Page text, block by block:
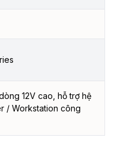
12V cao, hỗ trợ hệ
/ Workstation công